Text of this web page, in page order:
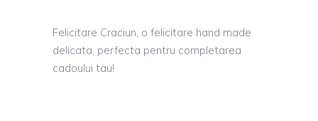
Felicitare Craciun, o felicitare hand made
delicata, perfecta pentru completarea
cadoului tau!